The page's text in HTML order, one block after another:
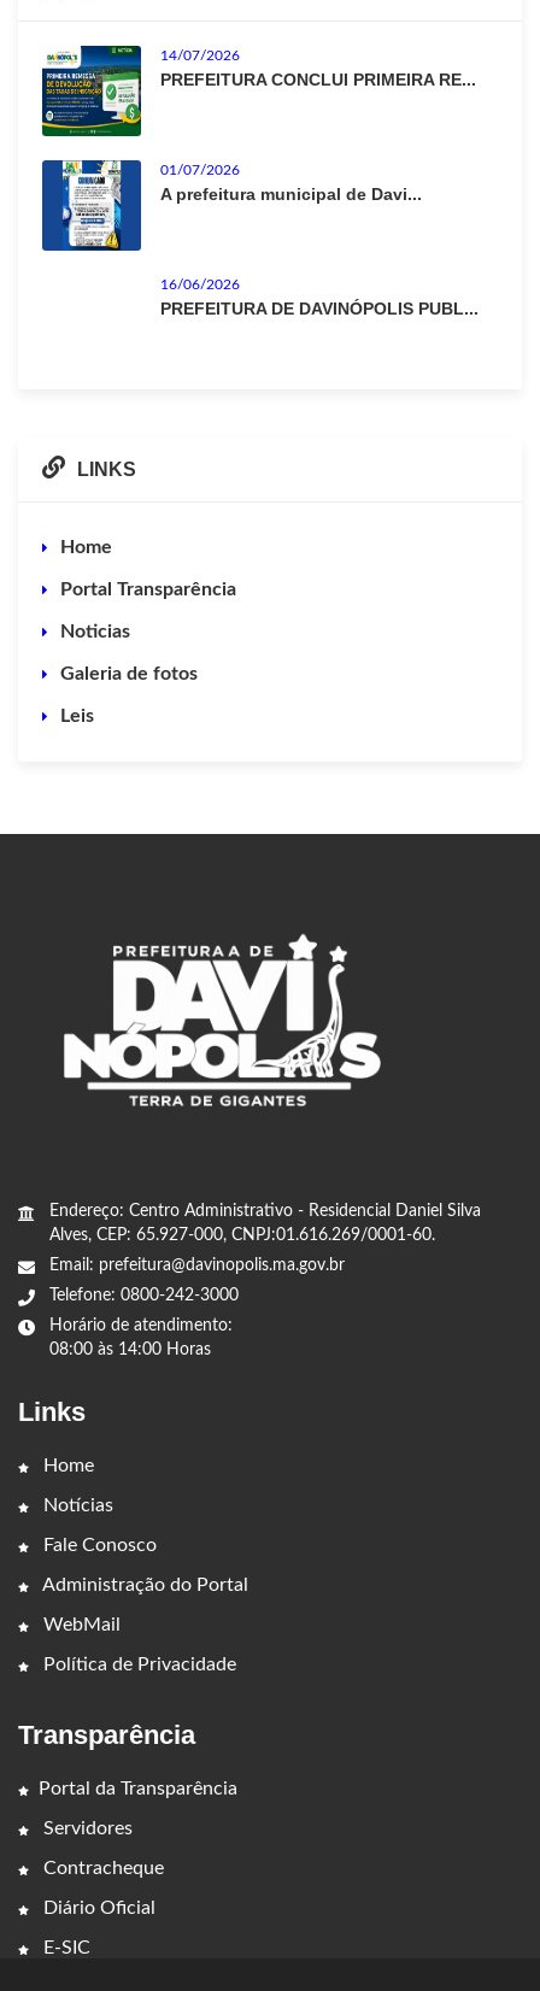
14/07/2026
PREFEITURA CONCLUI PRIMEIRA RE...
01/07/2026
A prefeitura municipal de Davi...
16/06/2026
PREFEITURA DE DAVINÓPOLIS PUBL...
LINKS
Home
Portal Transparência
Noticias
Galeria de fotos
Leis
Endereço: Centro Administrativo - Residencial Daniel Silva
Alves, CEP: 65.927-000, CNPJ:01.616.269/0001-60.
Email: prefeitura@davinopolis.ma.gov.br
Telefone: 0800-242-3000
Horário de atendimento:
08:00 às 14:00 Horas
Links
Home
Notícias
Fale Conosco
Administração do Portal
WebMail
Política de Privacidade
Transparência
Portal da Transparência
Servidores
Contracheque
Diário Oficial
E-SIC